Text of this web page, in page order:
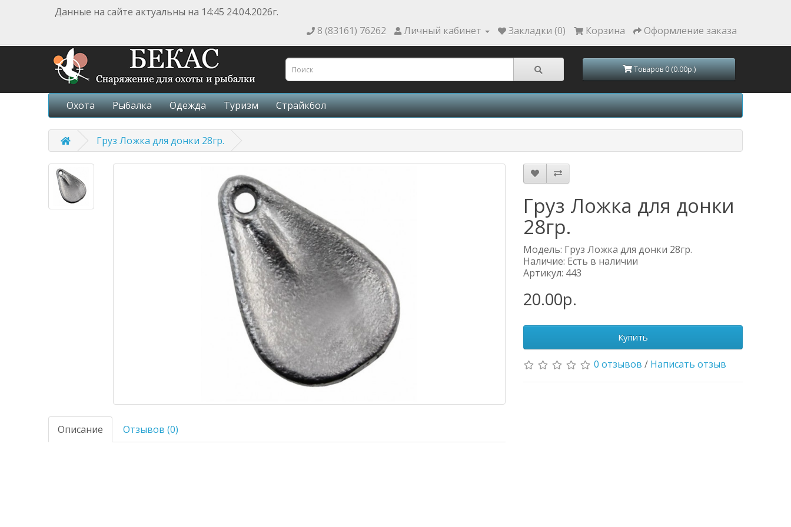
Данные на сайте актуальны на 14:45 24.04.2026г.
8 (83161) 76262
Личный кабинет Закладки (0) Корзина Оформление заказа
Товаров 0 (0.00р.)
Охота Рыбалка Одежда Туризм Страйкбол
Груз Ложка для донки 28гр.
Описание Отзывов (0)
Груз Ложка для донки
28гр.
Модель: Груз Ложка для донки 28гр.
Наличие: Есть в наличии
Артикул: 443
20.00р.
Купить
0 отзывов / Написать отзыв